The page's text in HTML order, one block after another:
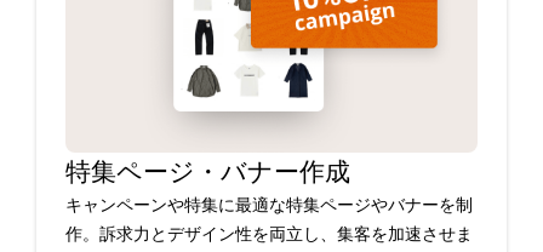
特集ページ・バナー作成
キャンペーンや特集に最適な特集ページやバナーを制
作。訴求力とデザイン性を両立し、集客を加速させま